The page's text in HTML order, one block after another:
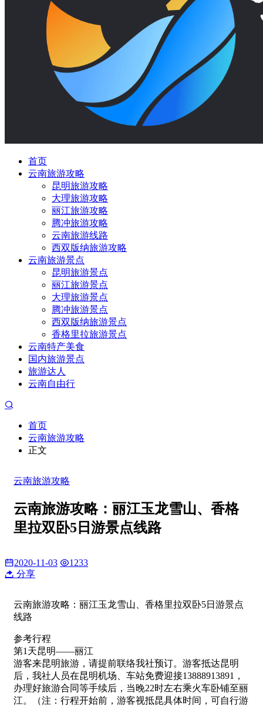
首页
云南旅游攻略
昆明旅游攻略
大理旅游攻略
丽江旅游攻略
腾冲旅游攻略
云南旅游线路
西双版纳旅游攻略
云南旅游景点
昆明旅游景点
丽江旅游景点
大理旅游景点
腾冲旅游景点
西双版纳旅游景点
香格里拉旅游景点
云南特产美食
国内旅游景点
旅游达人
云南自由行
首页
云南旅游攻略
正文
云南旅游攻略
云南旅游攻略：丽江玉龙雪山、香格
里拉双卧5日游景点线路
2020-11-03
1233
分享
云南旅游攻略：丽江玉龙雪山、香格里拉双卧5日游景点
线路
参考行程
第1天昆明——丽江
游客来昆明旅游，请提前联络我社预订。游客抵达昆明
后，我社人员在昆明机场、车站免费迎接13888913891，
办理好旅游合同等手续后，当晚22时左右乘火车卧铺至丽
江。（注：行程开始前，游客视抵昆具体时间，可自行游